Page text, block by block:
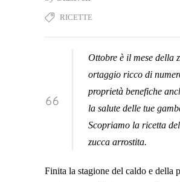
RICETTE
Ottobre è il mese della
ortaggio ricco di
proprietà benefiche
la salute delle tue
Scopriamo la ricetta
zucca arrostita.
Finita la stagione del caldo e della